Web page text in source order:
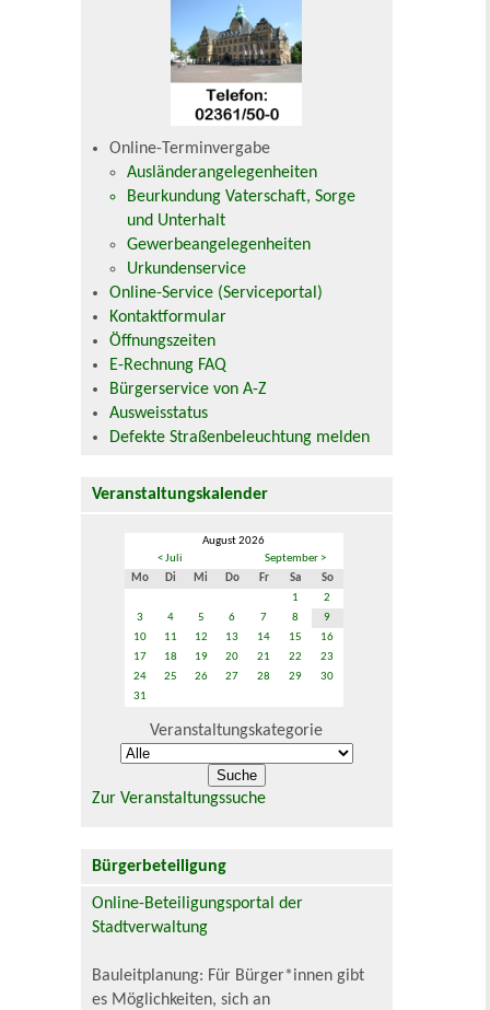
Online-Terminvergabe
Ausländerangelegenheiten
Beurkundung Vaterschaft, Sorge
und Unterhalt
Gewerbeangelegenheiten
Urkundenservice
Online-Service (Serviceportal)
Kontaktformular
Öffnungszeiten
E-Rechnung FAQ
Bürgerservice von A-Z
Ausweisstatus
Defekte Straßenbeleuchtung melden
Veranstaltungskalender
August 2026
< Juli
September >
Mo
Di Mi Do Fr Sa
So
1
2
3
4 5 6 7 8
9
10
11 12 13 14 15
16
17
18 19 20 21 22
23
24
25 26 27 28 29
30
31
Veranstaltungskategorie
Zur Veranstaltungssuche
Bürgerbeteiligung
Online-Beteiligungsportal der
Stadtverwaltung
Bauleitplanung: Für Bürger*innen gibt
es Möglichkeiten, sich an